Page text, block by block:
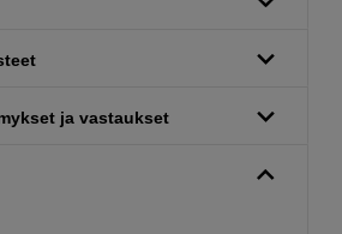
ja vastaukset